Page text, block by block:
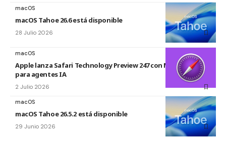
macOS
macOS Tahoe 26.6 está disponible
28 Julio 2026
macOS
Apple lanza Safari Technology Preview 247 con MCP Server
para agentes IA
2 Julio 2026
macOS
macOS Tahoe 26.5.2 está disponible
29 Junio 2026